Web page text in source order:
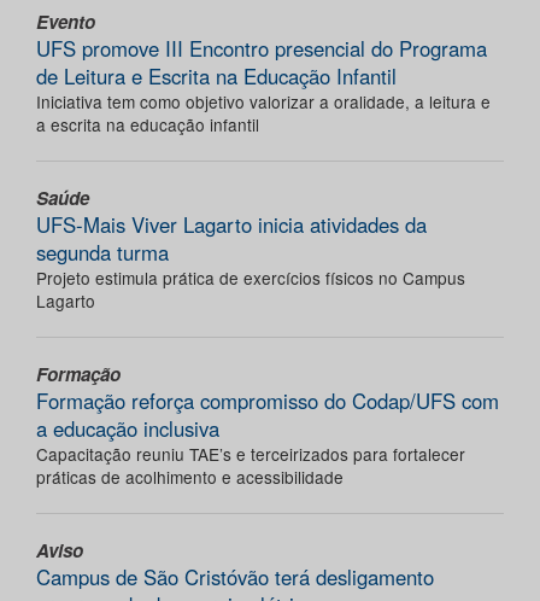
Evento
UFS promove III Encontro presencial do Programa
de Leitura e Escrita na Educação Infantil
Iniciativa tem como objetivo valorizar a oralidade, a leitura e
a escrita na educação infantil
Saúde
UFS-Mais Viver Lagarto inicia atividades da
segunda turma
Projeto estimula prática de exercícios físicos no Campus
Lagarto
Formação
Formação reforça compromisso do Codap/UFS com
a educação inclusiva
Capacitação reuniu TAE’s e terceirizados para fortalecer
práticas de acolhimento e acessibilidade
Aviso
Campus de São Cristóvão terá desligamento